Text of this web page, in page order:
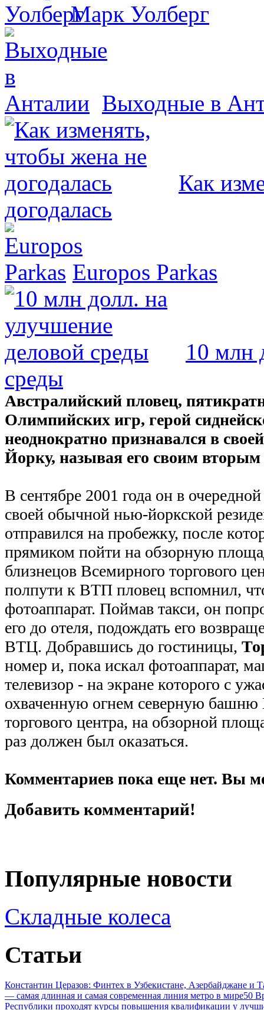
Марк Уолберг
Выходные в
Как
догодалась
Europos Parkas
10 млн
среды
Австралийский пловец,
Олимпийских игр, герой
неоднократно признавался в
Йорку, называя его своим
В сентябре 2001 года он в
своей обычной нью-йоркской
отправился на пробежку, после
прямиком пойти на обзорную
близнецов Всемирного торгового
полпути к ВТП пловец вспомнил,
фотоаппарат. Поймав такси, он
его до отеля, подождать его
ВТЦ. Добравшись до гостиницы,
номер и, пока искал фотоаппарат,
телевизор - на экране которого с
охваченную огнем северную башню
торгового центра, на обзорной
раз должен был оказаться.
Комментариев пока еще нет. Вы
Добавить комментарий!
Популярные новости
Складные колеса
Статьи
Константин Церазов: Финтех в Узбекистане, Азербайджане
— самая длинная и самая современная линия метро в мире50
Республики проходят курсы повышения квалификации у